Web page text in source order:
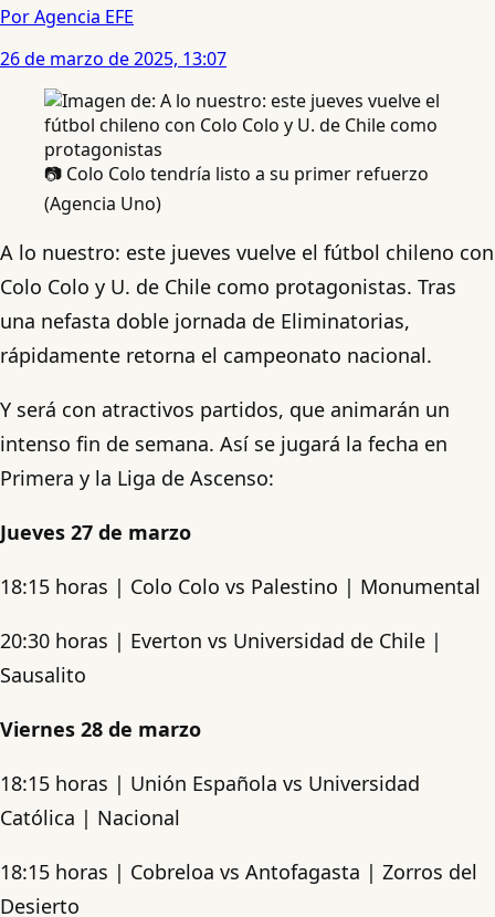
Por Agencia EFE
26 de marzo de 2025, 13:07
📷 Colo Colo tendría listo a su primer refuerzo
(Agencia Uno)
A lo nuestro: este jueves vuelve el fútbol chileno con
Colo Colo y U. de Chile como protagonistas. Tras
una nefasta doble jornada de Eliminatorias,
rápidamente retorna el campeonato nacional.
Y será con atractivos partidos, que animarán un
intenso fin de semana. Así se jugará la fecha en
Primera y la Liga de Ascenso:
Jueves 27 de marzo
18:15 horas | Colo Colo vs Palestino | Monumental
20:30 horas | Everton vs Universidad de Chile |
Sausalito
Viernes 28 de marzo
18:15 horas | Unión Española vs Universidad
Católica | Nacional
18:15 horas | Cobreloa vs Antofagasta | Zorros del
Desierto